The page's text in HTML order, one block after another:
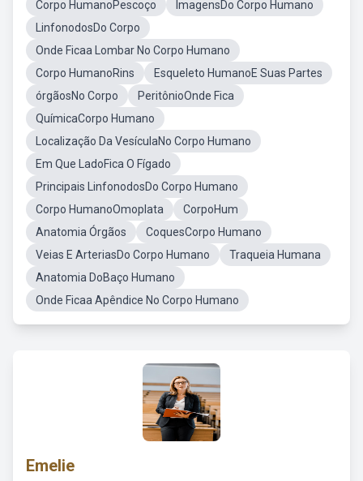
Corpo HumanoPescoço
ImagensDo Corpo Humano
LinfonodosDo Corpo
Onde Ficaa Lombar No Corpo Humano
Corpo HumanoRins
Esqueleto HumanoE Suas Partes
órgãosNo Corpo
PeritônioOnde Fica
QuímicaCorpo Humano
Localização Da VesículaNo Corpo Humano
Em Que LadoFica O Fígado
Principais LinfonodosDo Corpo Humano
Corpo HumanoOmoplata
CorpoHum
Anatomia Órgãos
CoquesCorpo Humano
Veias E ArteriasDo Corpo Humano
Traqueia Humana
Anatomia DoBaço Humano
Onde Ficaa Apêndice No Corpo Humano
Emelie